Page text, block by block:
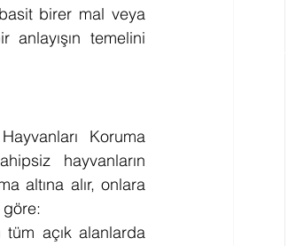
birer mal veya
temelini
Koruma
hayvanların
altına alır, onlara
tüm açık alanlarda